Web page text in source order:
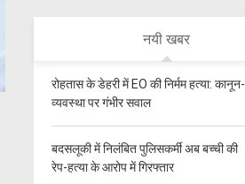
नयी खबर
रोहतास के डेहरी में EO की निर्मम हत्या: कानून-
व्यवस्था पर गंभीर सवाल
बदसलूकी में निलंबित पुलिसकर्मी अब बच्ची की
रेप-हत्या के आरोप में गिरफ्तार